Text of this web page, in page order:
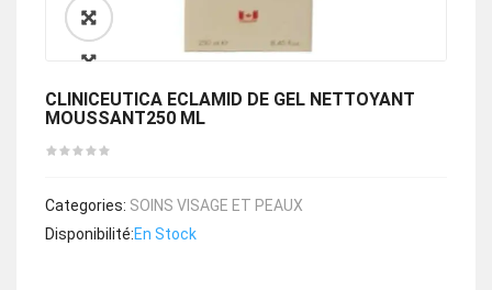
🔍
CLINICEUTICA ECLAMID DE GEL NETTOYANT
MOUSSANT250 ML
Categories: SOINS VISAGE ET PEAUX
Disponibilité:En Stock